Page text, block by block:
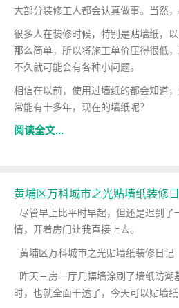
大部分装修工人都会认真做事。当然
很多人在装修时候，特别是贴墙纸，
那么简单，所以将施工单价压得很低
不久就可能会有各种小问题。
相信在以前，使用过墙纸的都会知道
常能有十多年，现在的墙纸呢？
阅读全文...
黄埔区万科城市之光贴墙纸装修
尽管早上比平时早起，但还是迟到
情，开着房门让我直接上去。
黄埔区万科城市之光贴墙纸装修日记
昨天三房一厅几幅墙涂刷了墙纸防
时，也就全面干透了，今天可以贴墙纸